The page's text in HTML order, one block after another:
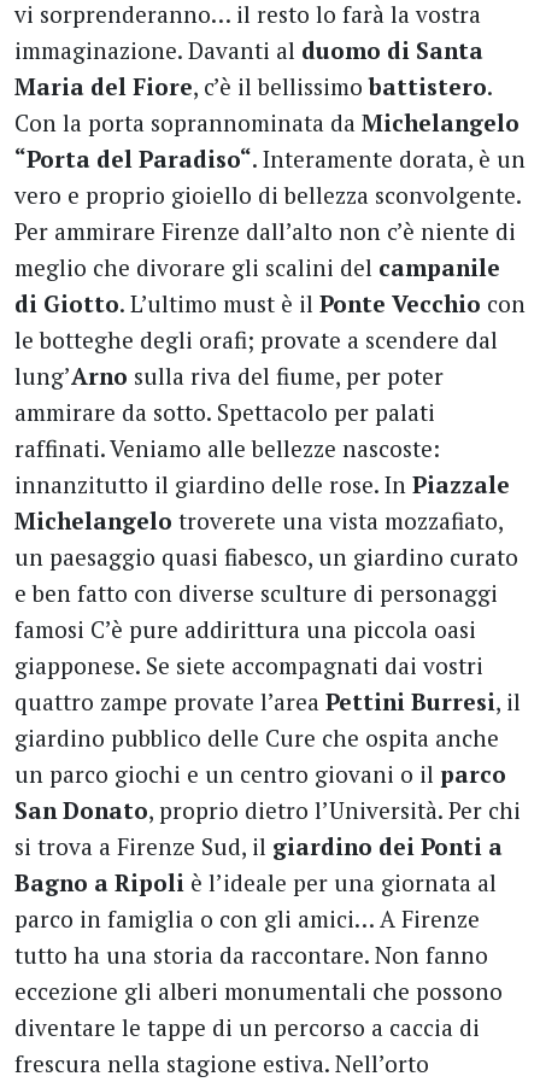
vi sorprenderanno… il resto lo farà la vostra
immaginazione. Davanti al duomo di Santa
Maria del Fiore, c’è il bellissimobattistero.
Con la porta soprannominata da Michelangelo
“Porta del Paradiso“. Interamente dorata, è un
vero e proprio gioiello di bellezza sconvolgente.
Per ammirare Firenze dall’alto non c’è niente di
meglio che divorare gli scalini del campanile
di Giotto. L’ultimo must è il Ponte Vecchio con
le botteghe degli orafi; provate a scendere dal
lung’Arno sulla riva del fiume, per poter
ammirare da sotto. Spettacolo per palati
raffinati. Veniamo alle bellezze nascoste:
innanzitutto il giardino delle rose. In Piazzale
Michelangelo troverete una vista mozzafiato,
un paesaggio quasi fiabesco, un giardino curato
e ben fatto con diverse sculture di personaggi
famosi C’è pure addirittura una piccola oasi
giapponese. Se siete accompagnati dai vostri
quattro zampe provate l’area Pettini Burresi, il
giardino pubblico delle Cure che ospita anche
un parco giochi e un centro giovani o il parco
San Donato, proprio dietro l’Università. Per chi
si trova a Firenze Sud, il giardino dei Ponti a
Bagno a Ripoli è l’ideale per una giornata al
parco in famiglia o con gli amici… A Firenze
tutto ha una storia da raccontare. Non fanno
eccezione gli alberi monumentali che possono
diventare le tappe di un percorso a caccia di
frescura nella stagione estiva. Nell’orto